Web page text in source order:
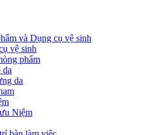
và Dụng cụ vệ sinh
vệ sinh
phẩm
da
da
Niệm